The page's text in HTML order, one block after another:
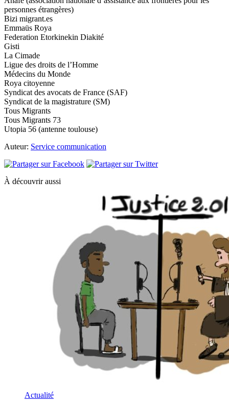
personnes étrangères)
Bizi migrant.es
Emmaüs Roya
Federation Etorkinekin Diakité
Gisti
La Cimade
Ligue des droits de l’Homme
Médecins du Monde
Roya citoyenne
Syndicat des avocats de France (SAF)
Syndicat de la magistrature (SM)
Tous Migrants
Tous Migrants 73
Utopia 56 (antenne toulouse)
Auteur: Service communication
À découvrir aussi
Actualité